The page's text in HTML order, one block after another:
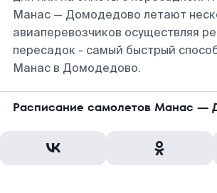
Манас — Домодедово летают
авиаперевозчиков осуществляя
пересадок - самый быстрый
Манас в Домодедово.
Расписание самолетов Манас —